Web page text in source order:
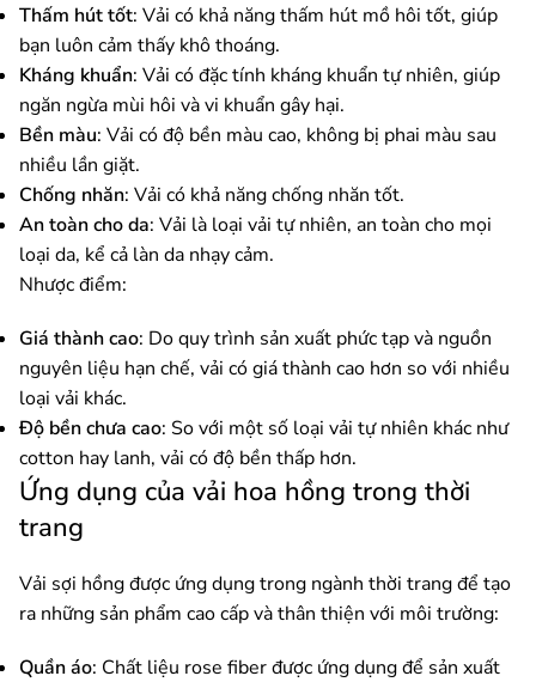
Thấm hút tốt: Vải có khả năng thấm hút mồ hôi tốt, giúp
bạn luôn cảm thấy khô thoáng.
Kháng khuẩn: Vải có đặc tính kháng khuẩn tự nhiên, giúp
ngăn ngừa mùi hôi và vi khuẩn gây hại.
Bền màu: Vải có độ bền màu cao, không bị phai màu sau
nhiều lần giặt.
Chống nhăn: Vải có khả năng chống nhăn tốt.
An toàn cho da: Vải là loại vải tự nhiên, an toàn cho mọi
loại da, kể cả làn da nhạy cảm.
Nhược điểm:
Giá thành cao: Do quy trình sản xuất phức tạp và nguồn
nguyên liệu hạn chế, vải có giá thành cao hơn so với nhiều
loại vải khác.
Độ bền chưa cao: So với một số loại vải tự nhiên khác như
cotton hay lanh, vải có độ bền thấp hơn.
Ứng dụng của vải hoa hồng trong thời
trang
Vải sợi hồng được ứng dụng trong ngành thời trang để tạo
ra những sản phẩm cao cấp và thân thiện với môi trường:
Quần áo: Chất liệu rose fiber được ứng dụng để sản xuất